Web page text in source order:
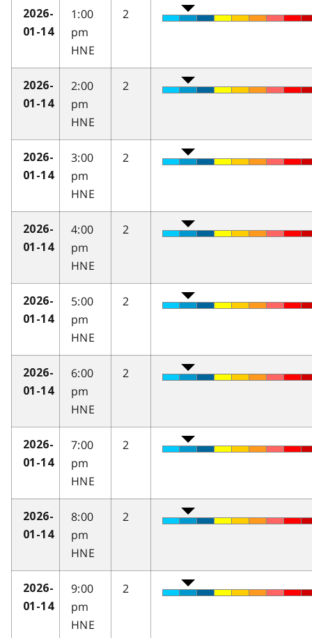
2026-
01-14
1:00
pm
HNE
2
2026-
01-14
2:00
pm
HNE
2
2026-
01-14
3:00
pm
HNE
2
2026-
01-14
4:00
pm
HNE
2
2026-
01-14
5:00
pm
HNE
2
2026-
01-14
6:00
pm
HNE
2
2026-
01-14
7:00
pm
HNE
2
2026-
01-14
8:00
pm
HNE
2
2026-
01-14
9:00
pm
HNE
2